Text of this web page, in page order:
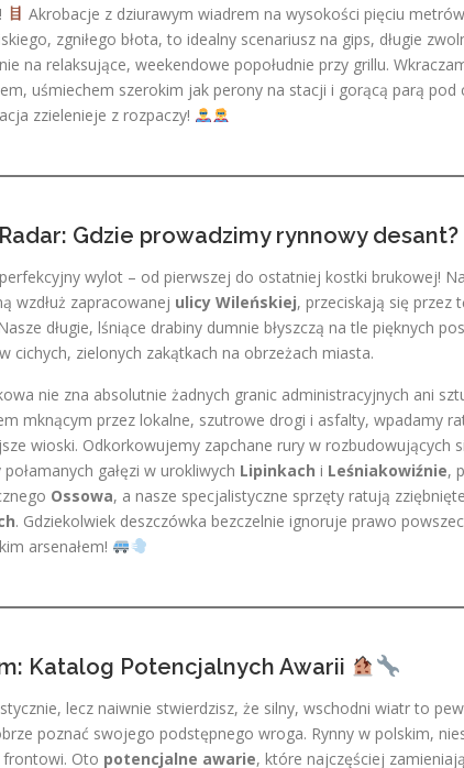
Akrobacje z dziurawym wiadrem na wysokości pięciu
zgniłego błota, to idealny scenariusz na gips, długie
na relaksujące, weekendowe popołudnie przy grillu.
uśmiechem szerokim jak perony na stacji i gorącą parą pod
zzielenieje z rozpaczy!
Gdzie prowadzimy rynnowy
wylot – od pierwszej do ostatniej kostki brukowej!
wzdłuż zapracowanej ulicy Wileńskiej, przeciskają się przez
długie, lśniące drabiny dumnie błyszczą na tle pięknych
cichych, zielonych zakątkach na obrzeżach miasta.
nie zna absolutnie żadnych granic administracyjnych ani
mknącym przez lokalne, szutrowe drogi i asfalty, wpadamy
wioski. Odkorkowujemy zapchane rury w rozbudowujących
gałęzi w urokliwych Lipinkach i Leśniakowiźnie,
Ossowa, a nasze specjalistyczne sprzęty ratują
. Gdziekolwiek deszczówka bezczelnie ignoruje prawo
arsenałem!
Katalog Potencjalnych Awarii
lecz naiwnie stwierdzisz, że silny, wschodni wiatr to
poznać swojego podstępnego wroga. Rynny w polskim,
frontowi. Oto potencjalne awarie, które najczęściej